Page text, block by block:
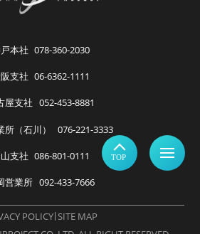
本社 078-360-2030
支社 06-6362-1111
屋支社 052-453-8881
（石川） 076-221-3333
支社 086-801-0111
営業所 092-433-7666
POLICY SITE MAP